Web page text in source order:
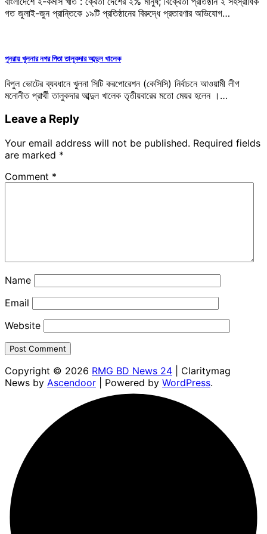
গত জুলাই-জুন প্রান্তিকে ১৯টি প্রতিষ্ঠানের বিরুদ্ধে প্রতারণার অভিযোগ…
পুনরায় খুলনার নগর পিতা তালুকদার আব্দুল খালেক
বিপুল ভোটের ব্যবধানে খুলনা সিটি করপোরেশন (কেসিসি) নির্বাচনে আওয়ামী লীগ
মনোনীত প্রার্থী তালুকদার আব্দুল খালেক তৃতীয়বারের মতো মেয়র হলেন ।…
Leave a Reply
Your email address will not be published. Required fields
are marked *
Comment *
Name
Email
Website
Copyright © 2026 RMG BD News 24 | Claritymag
News by Ascendoor | Powered by WordPress.